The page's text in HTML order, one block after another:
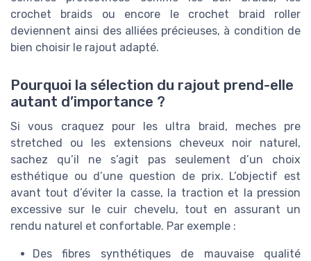
crochet braids ou encore le crochet braid roller
deviennent ainsi des alliées précieuses, à condition de
bien choisir le rajout adapté.
Pourquoi la sélection du rajout prend-elle
autant d’importance ?
Si vous craquez pour les ultra braid, meches pre
stretched ou les extensions cheveux noir naturel,
sachez qu’il ne s’agit pas seulement d’un choix
esthétique ou d’une question de prix. L’objectif est
avant tout d’éviter la casse, la traction et la pression
excessive sur le cuir chevelu, tout en assurant un
rendu naturel et confortable. Par exemple :
Des fibres synthétiques de mauvaise qualité